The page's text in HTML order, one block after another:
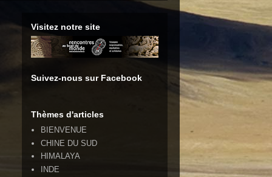
Visitez notre site
Suivez-nous sur Facebook
Thèmes d'articles
BIENVENUE
CHINE DU SUD
HIMALAYA
INDE